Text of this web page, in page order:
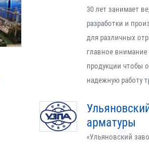
30 лет занимает
разработки и
для различных
главное
продукции чтобы
надежную работу
арматуры
«Ульяновский